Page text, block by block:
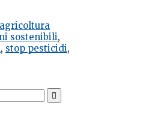
agricoltura
sostenibili,
, stop pesticidi,